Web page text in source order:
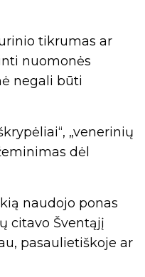
tikrumas ar
nuomonės
negali būti
„venerinių
dėl
naudojo ponas
citavo Šventąjį
pasaulietiškoje ar